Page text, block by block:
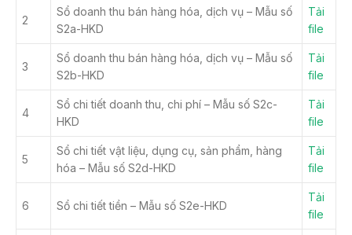
2
Sổ doanh thu bán hàng hóa, dịch vụ – Mẫu số
S2a-HKD
Tải
file
3
Sổ doanh thu bán hàng hóa, dịch vụ – Mẫu số
S2b-HKD
Tải
file
4
Sổ chi tiết doanh thu, chi phí – Mẫu số S2c-
HKD
Tải
file
5
Sổ chi tiết vật liệu, dụng cụ, sản phẩm, hàng
hóa – Mẫu số S2d-HKD
Tải
file
6 Sổ chi tiết tiền – Mẫu số S2e-HKD
Tải
file